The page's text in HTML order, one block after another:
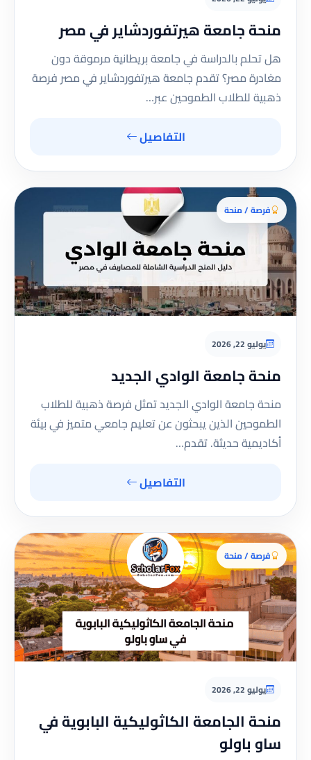
منحة جامعة هيرتفوردشاير في مصر
هل تحلم بالدراسة في جامعة بريطانية مرموقة دون
مغادرة مصر؟ تقدم جامعة هيرتفوردشاير في مصر فرصة
ذهبية للطلاب الطموحين عبر…
التفاصيل
فرصة / منحة
يوليو 22, 2026
منحة جامعة الوادي الجديد
منحة جامعة الوادي الجديد تمثل فرصة ذهبية للطلاب
الطموحين الذين يبحثون عن تعليم جامعي متميز في بيئة
أكاديمية حديثة. تقدم…
التفاصيل
فرصة / منحة
يوليو 22, 2026
منحة الجامعة الكاثوليكية البابوية في
ساو باولو